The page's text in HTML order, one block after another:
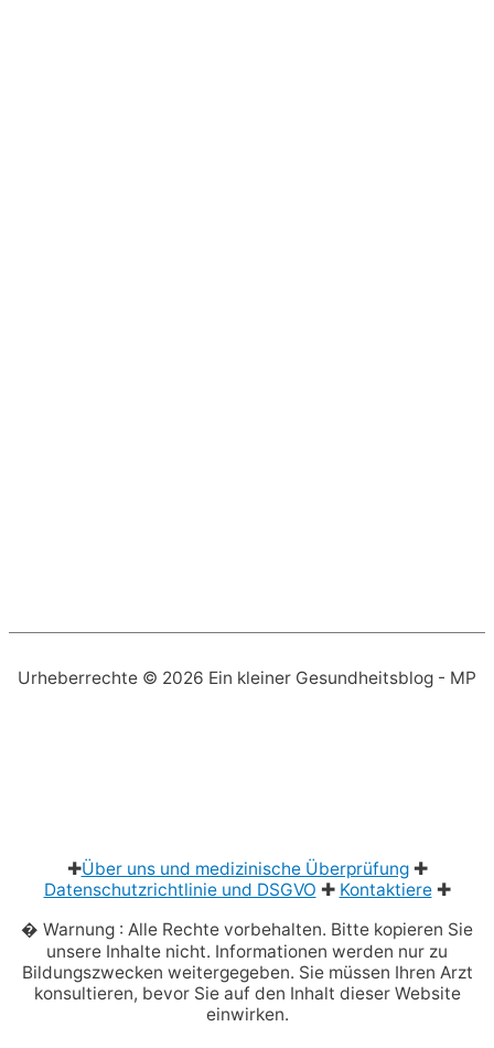
Urheberrechte © 2026 Ein kleiner Gesundheitsblog - MP
✚Über uns und medizinische Überprüfung✚
Datenschutzrichtlinie und DSGVO ✚ Kontaktiere✚
� Warnung : Alle Rechte vorbehalten. Bitte kopieren Sie
unsere Inhalte nicht. Informationen werden nur zu
Bildungszwecken weitergegeben. Sie müssen Ihren Arzt
konsultieren, bevor Sie auf den Inhalt dieser Website
einwirken.